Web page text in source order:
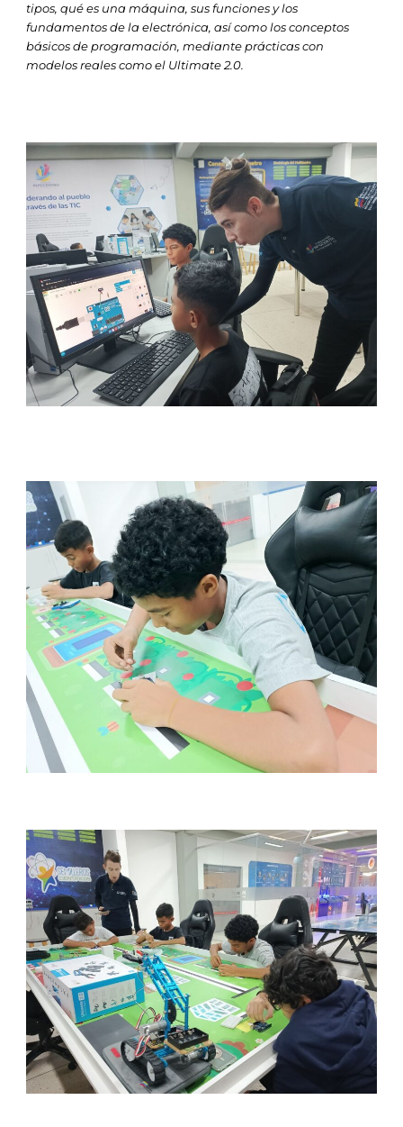
tipos, qué es una máquina, sus funciones y los
fundamentos de la electrónica, así como los conceptos
básicos de programación, mediante prácticas con
modelos reales como el Ultimate 2.0.